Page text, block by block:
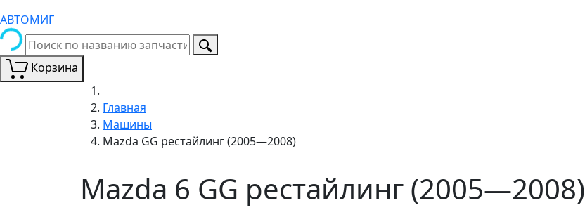
АВТОМИГ
Корзина
Главная
Машины
Mazda GG рестайлинг (2005—2008)
Mazda 6 GG рестайлинг (2005—2008)